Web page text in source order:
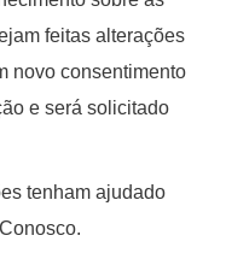
sobre as
feitas alterações
novo consentimento
e será solicitado
tenham ajudado